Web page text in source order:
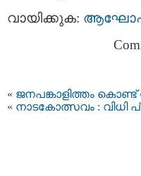
വായിക്കുക:
« ജനപങ്കാളിത്തം
« നാടകോത്സവം :